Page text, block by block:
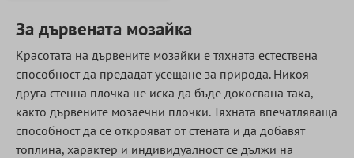
За дървената мозайка
Красотата на дървените мозайки е тяхната естествена
способност да предадат усещане за природа. Никоя
друга стенна плочка не иска да бъде докосвана така,
както дървените мозаечни плочки. Тяхната впечатляваща
способност да се открояват от стената и да добавят
топлина, характер и индивидуалност се дължи на